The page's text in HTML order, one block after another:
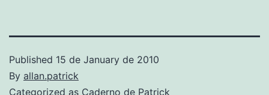
Published 15 de January de 2010
By allan.patrick
Categorized as Caderno de Patrick